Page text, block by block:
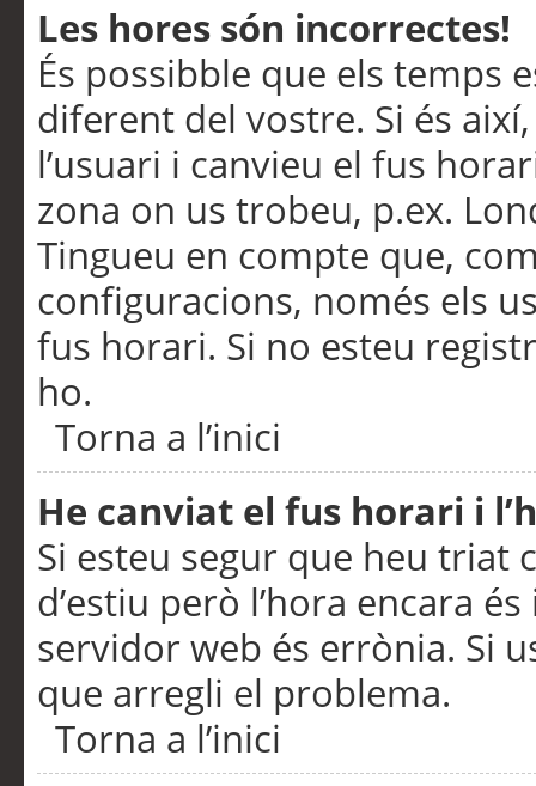
Les hores són incorrectes!
És possibble que els temps
diferent del vostre. Si és
l’usuari i canvieu el fus
zona on us trobeu, p.ex.
Tingueu en compte que,
configuracions, només els
fus horari. Si no esteu
ho.
Torna a l’inici
He canviat el fus horari i
Si esteu segur que heu triat
d’estiu però l’hora encara
servidor web és errònia. Si
que arregli el problema.
Torna a l’inici